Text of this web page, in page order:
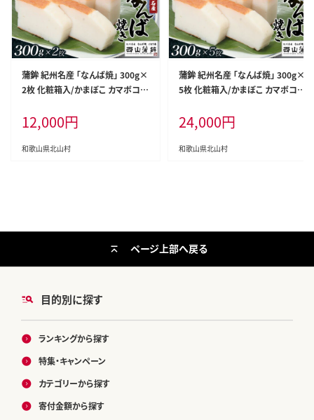
蒲鉾 紀州名産 「なんば焼」 300g×
2枚 化粧箱入/かまぼこ カマボコ
お祝い お返し 母の日 父の日 お中
元 敬老の日 おつまみ 惣菜【nym1
00】
12,000円
和歌山県北山村
蒲鉾 紀州名産 「なんば焼」 300g×
5枚 化粧箱入/かまぼこ カマボコ
お祝い お返し 母の日 父の日 お中
元 敬老の日 おつまみ 惣菜【nym1
03】
24,000円
和歌山県北山村
目的別に探す
ランキングから探す
特集・キャンペーン
カテゴリーから探す
寄付金額から探す
ページ上部へ戻る